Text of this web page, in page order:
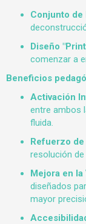
Conjunto de
Diseño
comenzar a
Beneficios
Activación
entre ambos
fluida.
Refuerzo
resolución
Mejora en
diseñados
mayor